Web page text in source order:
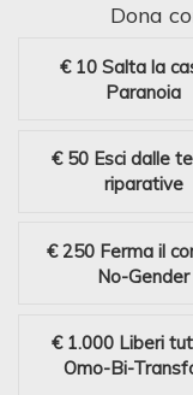
Dona
€ 10 Salta la
Paranoia
€ 50 Esci dalle
riparative
€ 250 Ferma il
No-Gender
€ 1.000 Liberi
Omo-Bi-